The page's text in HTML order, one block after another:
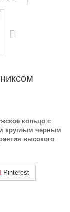
кольцо с
круглым черным
высокого
Pinterest